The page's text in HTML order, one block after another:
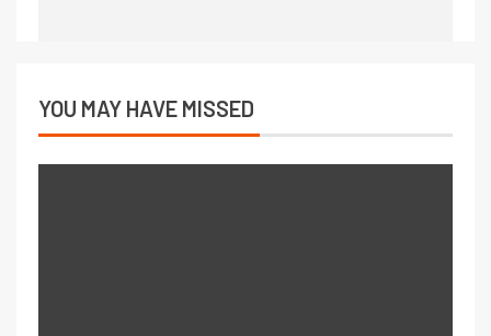
YOU MAY HAVE MISSED